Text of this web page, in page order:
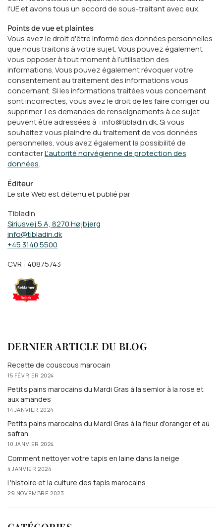
l'UE et avons tous un accord de sous-traitant avec eux.
Points de vue et plaintes
Vous avez le droit d'être informé des données personnelles
que nous traitons à votre sujet. Vous pouvez également
vous opposer à tout moment à l’utilisation des
informations. Vous pouvez également révoquer votre
consentement au traitement des informations vous
concernant. Si les informations traitées vous concernant
sont incorrectes, vous avez le droit de les faire corriger ou
supprimer. Les demandes de renseignements à ce sujet
peuvent être adressées à : info@tibladin.dk. Si vous
souhaitez vous plaindre du traitement de vos données
personnelles, vous avez également la possibilité de
contacterL'autorité norvégienne de protection des
données.
Éditeur
Le site Web est détenu et publié par :
Tibladin
Siriusvej 5 A, 8270 Højbjerg
info@tibladin.dk
+45 3140 5500
CVR : 40875743
DERNIER ARTICLE DU BLOG
Recette de couscous marocain
15 FÉVRIER 2024
Petits pains marocains du Mardi Gras à la semlor à la rose et
aux amandes
14 JANVIER 2024
Petits pains marocains du Mardi Gras à la fleur d'oranger et au
safran
10 JANVIER 2024
Comment nettoyer votre tapis en laine dans la neige
4 JANVIER 2024
L'histoire et la culture des tapis marocains
29 NOVEMBRE 2023